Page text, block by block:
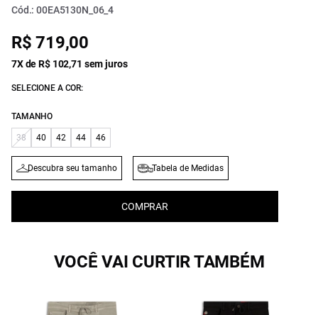
Cód.: 00EA5130N_06_4
R$ 719,00
7X de R$ 102,71 sem juros
SELECIONE A COR:
TAMANHO
38 40 42 44 46
Descubra seu tamanho Tabela de Medidas
COMPRAR
VOCÊ VAI CURTIR TAMBÉM